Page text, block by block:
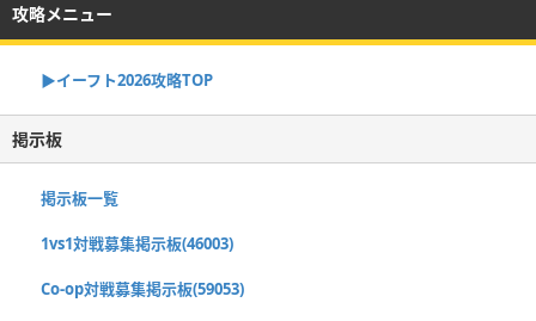
攻略メニュー
▶イーフト2026攻略TOP
掲示板
掲示板一覧
1vs1対戦募集掲示板(46003)
Co-op対戦募集掲示板(59053)